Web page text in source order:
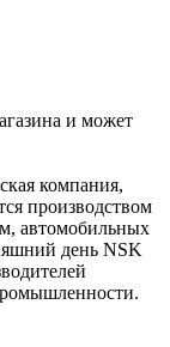
и может
компания,
производством
автомобильных
день NSK